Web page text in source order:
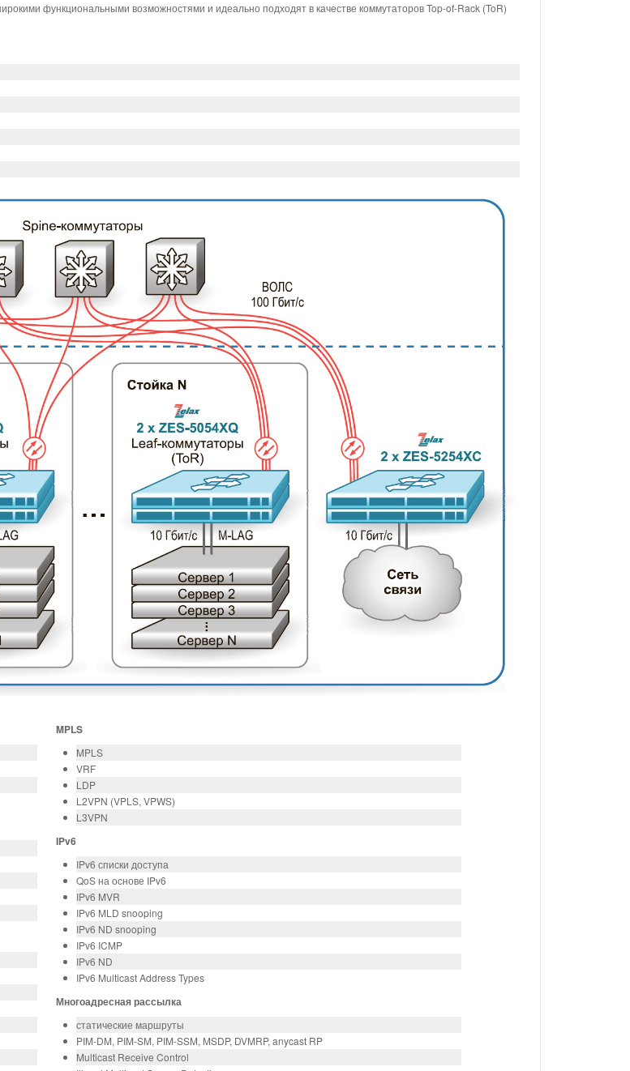
функциональными возможностями и идеально подходят в качестве коммутаторов Top‑of‑Rack (ToR)
MPLS
MPLS
VRF
LDP
L2VPN (VPLS, VPWS)
L3VPN
IPv6
IPv6 списки доступа
QoS на основе IPv6
IPv6 MVR
IPv6 MLD snooping
IPv6 ND snooping
IPv6 ICMP
IPv6 ND
IPv6 Multicast Address Types
Многоадресная рассылка
статические маршруты
PIM-DM, PIM-SM, PIM-SSM, MSDP, DVMRP, anycast RP
Multicast Receive Control